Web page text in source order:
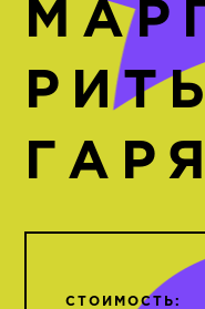
СТОИМОСТЬ: